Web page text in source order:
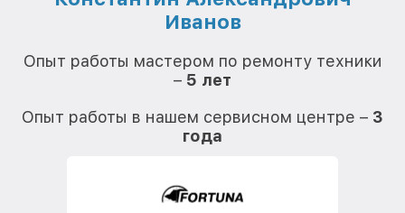
Иванов
Опыт работы мастером по ремонту техники
– 5 лет
Опыт работы в нашем сервисном центре – 3
года